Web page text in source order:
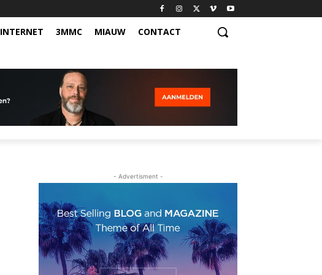
INTERNET 3MMC MIAUW CONTACT
- Advertisment -